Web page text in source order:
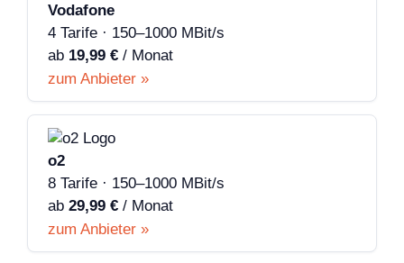
Vodafone
4 Tarife · 150–1000 MBit/s
ab 19,99 € / Monat
zum Anbieter »
o2
8 Tarife · 150–1000 MBit/s
ab 29,99 € / Monat
zum Anbieter »